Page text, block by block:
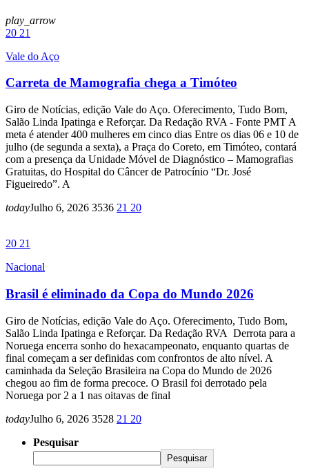
play_arrow
20 21
Vale do Aço
Carreta de Mamografia chega a Timóteo
Giro de Notícias, edição Vale do Aço. Oferecimento, Tudo Bom,
Salão Linda Ipatinga e Reforçar. Da Redação RVA - Fonte PMT A
meta é atender 400 mulheres em cinco dias Entre os dias 06 e 10 de
julho (de segunda a sexta), a Praça do Coreto, em Timóteo, contará
com a presença da Unidade Móvel de Diagnóstico – Mamografias
Gratuitas, do Hospital do Câncer de Patrocínio “Dr. José
Figueiredo”. A
todayJulho 6, 2026 3536 21 20
20 21
Nacional
Brasil é eliminado da Copa do Mundo 2026
Giro de Notícias, edição Vale do Aço. Oferecimento, Tudo Bom,
Salão Linda Ipatinga e Reforçar. Da Redação RVA Derrota para a
Noruega encerra sonho do hexacampeonato, enquanto quartas de
final começam a ser definidas com confrontos de alto nível. A
caminhada da Seleção Brasileira na Copa do Mundo de 2026
chegou ao fim de forma precoce. O Brasil foi derrotado pela
Noruega por 2 a 1 nas oitavas de final
todayJulho 6, 2026 3528 21 20
Pesquisar
Pesquisar